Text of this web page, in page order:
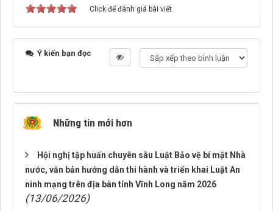
Click để đánh giá bài viết
Ý kiến bạn đọc
Những tin mới hơn
Hội nghị tập huấn chuyên sâu Luật Bảo vệ bí mật Nhà
nước, văn bản hướng dẫn thi hành và triển khai Luật An
ninh mạng trên địa bàn tỉnh Vĩnh Long năm 2026
(13/06/2026)